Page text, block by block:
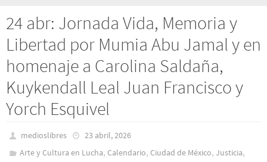
24 abr: Jornada Vida, Memoria y
Libertad por Mumia Abu Jamal y en
homenaje a Carolina Saldaña,
Kuykendall Leal Juan Francisco y
Yorch Esquivel
medioslibres
23 abril, 2026
Arte y Cultura en Lucha,Calendario,Ciudad de México,Justicia,